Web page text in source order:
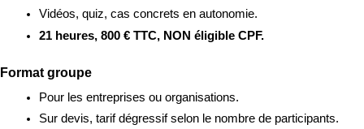
Vidéos, quiz, cas concrets en autonomie.
21 heures, 800 € TTC, NON éligible CPF.
Format groupe
Pour les entreprises ou organisations.
Sur devis, tarif dégressif selon le nombre de participants.